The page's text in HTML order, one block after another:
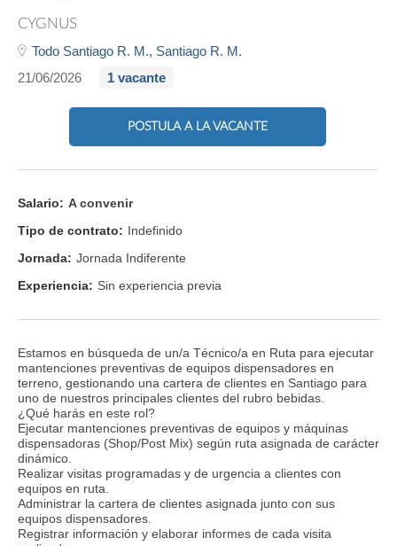
CYGNUS
Todo Santiago R. M., Santiago R. M.
21/06/2026
1 vacante
POSTULA A LA VACANTE
Salario: A convenir
Tipo de contrato: Indefinido
Jornada: Jornada Indiferente
Experiencia: Sin experiencia previa
Estamos en búsqueda de un/a Técnico/a en Ruta para ejecutar
mantenciones preventivas de equipos dispensadores en
terreno, gestionando una cartera de clientes en Santiago para
uno de nuestros principales clientes del rubro bebidas.
¿Qué harás en este rol?
Ejecutar mantenciones preventivas de equipos y máquinas
dispensadoras (Shop/Post Mix) según ruta asignada de carácter
dinámico.
Realizar visitas programadas y de urgencia a clientes con
equipos en ruta.
Administrar la cartera de clientes asignada junto con sus
equipos dispensadores.
Registrar información y elaborar informes de cada visita